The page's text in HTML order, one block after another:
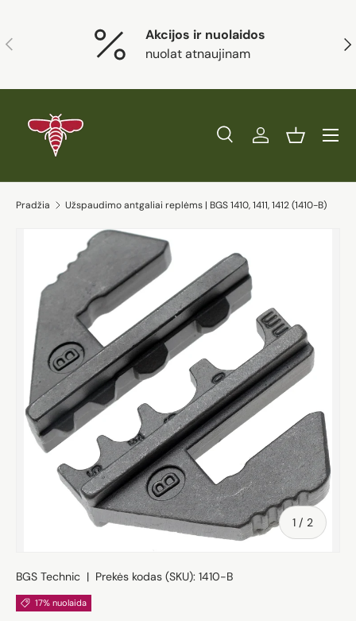
Ankstesnis
Akcijos ir nuolaidos
nuolat atnaujinam
Ieškoti
Prekės tipas
PaieškaPrisijungtiKrepšelis
Pradžia Užspaudimo antgaliai replėms | BGS 1410, 1411, 1412 (1410-B)
Eiti į prekės informaciją
1 / iš
2
BGS Technic | Prekės kodas (SKU): 1410-B
17% nuolaida